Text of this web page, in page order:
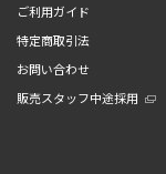
ご利用ガイド
特定商取引法
お問い合わせ
販売スタッフ中途採用